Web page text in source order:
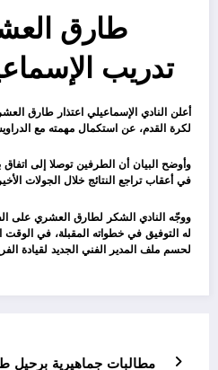
طارق
تدريب
أعلن النادي الإسماعيلي اعتذار طارق
لكرة القدم، عن استكمال مهمته مع
وأوضح البيان أن الطرفين توصلا إلى اتفاق
في أعقاب تراجع النتائج خلال الجولات
ووجّه النادي الشكر لطارق العشري على
له التوفيق في خطواته المقبلة، في
لحسم ملف المدير الفني الجديد لقيادة
مطالبات جماهيرية برحيل